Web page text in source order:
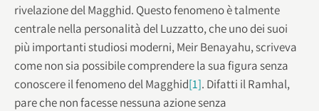
rivelazione del Magghid. Questo fenomeno è talmente
centrale nella personalità del Luzzatto, che uno dei suoi
più importanti studiosi moderni, Meir Benayahu, scriveva
come non sia possibile comprendere la sua figura senza
conoscere il fenomeno del Magghid[1]. Difatti il Ramhal,
pare che non facesse nessuna azione senza